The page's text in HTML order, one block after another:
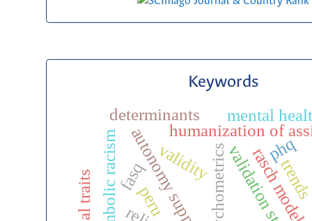
Keywords
psychometrics
humanization of
validation study
autonomy support
fasq rasch model
phq
validity
mental
determinants
symbolic racism peru